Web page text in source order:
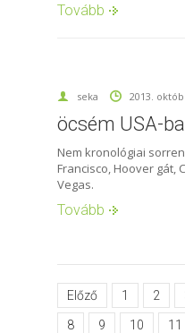
Tovább
seka 2013.
öcsém USA-
Nem kronológiai
Francisco, Hoover gát,
Vegas.
Tovább
Előző 1 2
8 9 10 11